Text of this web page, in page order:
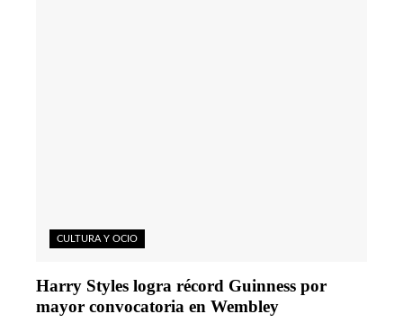
CULTURA Y OCIO
Harry Styles logra récord Guinness por
mayor convocatoria en Wembley